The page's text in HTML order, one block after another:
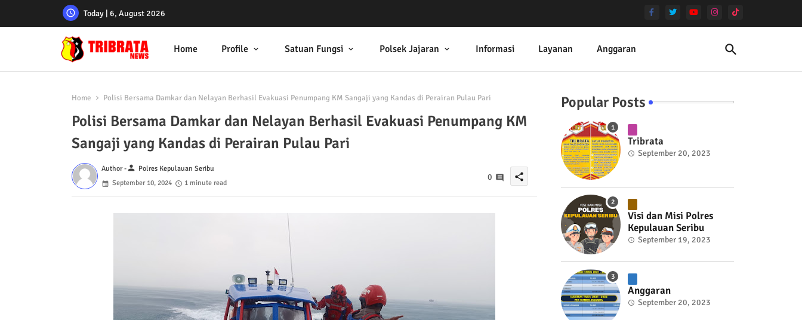
Today | 6, August 2026
Home Profile Satuan Fungsi Polsek Jajaran Informasi Layanan Anggaran
Home Polisi Bersama Damkar dan Nelayan Berhasil Evakuasi Penumpang KM Sangaji yang Kandas di Perairan Pulau Pari
Polisi Bersama Damkar dan Nelayan Berhasil Evakuasi Penumpang KM
Sangaji yang Kandas di Perairan Pulau Pari
Author -person Polres Kepulauan Seribu
September 10, 2024
1 minute read
0 share
Popular Posts
Tribrata
September 20, 2023
Visi dan Misi Polres
Kepulauan Seribu
September 19, 2023
Anggaran
September 20, 2023